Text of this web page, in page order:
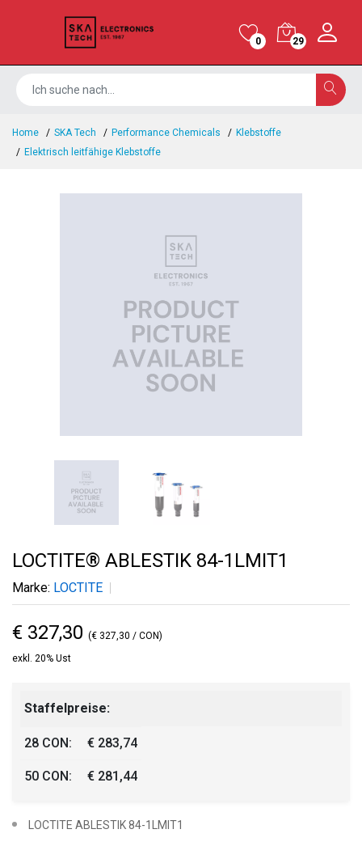
0 29
Home SKA Tech Performance Chemicals
Klebstoffe
Elektrisch leitfähige Klebstoffe
LOCTITE® ABLESTIK 84-1LMIT1
Marke: LOCTITE
€ 327,30 (€ 327,30 / CON)
exkl. 20% Ust
Staffelpreise:
28 CON: € 283,74
50 CON: € 281,44
LOCTITE ABLESTIK 84-1LMIT1